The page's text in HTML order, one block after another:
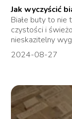
Jak wyczyścić
Białe buty to
czystości i
nieskazitelny
2024-08-27